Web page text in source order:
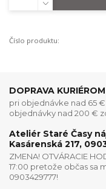
Číslo produktu:
DOPRAVA
pri objednávke nad 65
objednávky nad 200 €
Ateliér Staré Časy
Kasárenská 217,
ZMENA! OTVÁRACIE
17:00 pretože občas sa
0903429777!